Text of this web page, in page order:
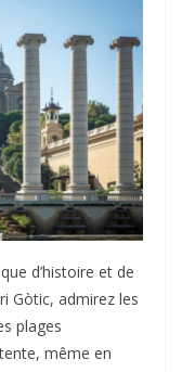
d’histoire et de
Gòtic, admirez les
plages
même en